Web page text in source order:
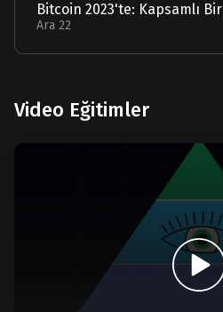
Ara 22
Video Eğitimler